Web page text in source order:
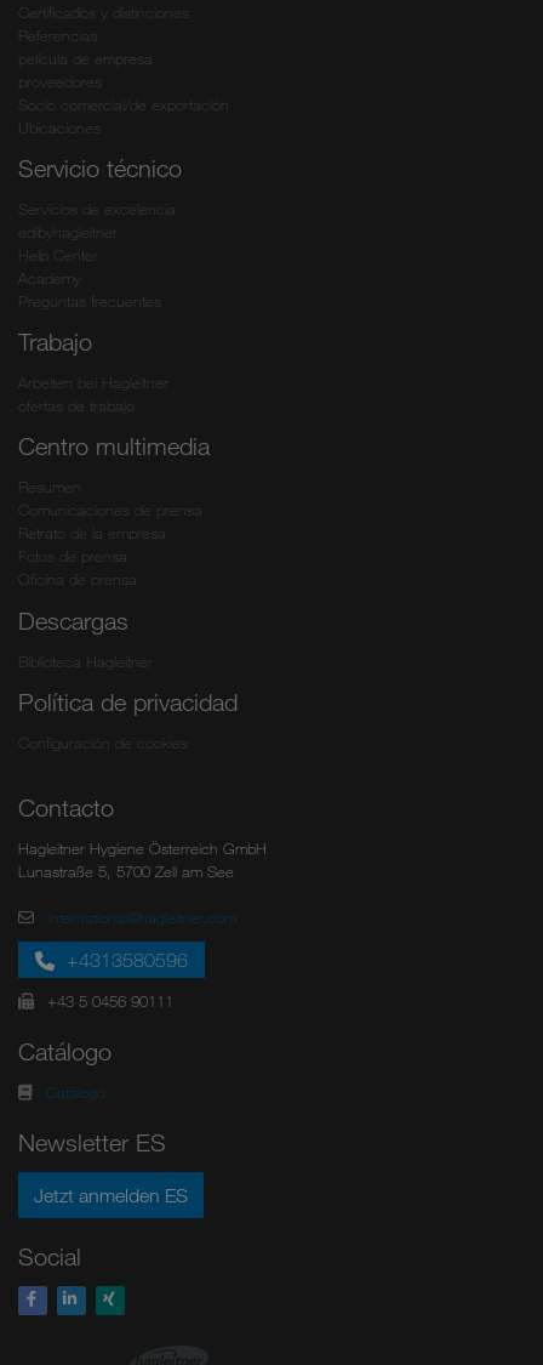
Certificados y distinciones
Referencias
película de empresa
proveedores
Socio comercial/de exportación
Ubicaciones
Servicio técnico
Servicios de excelencia
edibyhagleitner
Help Center
Academy
Preguntas frecuentes
Trabajo
Arbeiten bei Hagleitner
ofertas de trabajo
Centro multimedia
Resumen
Comunicaciones de prensa
Retrato de la empresa
Fotos de prensa
Oficina de prensa
Descargas
Biblioteca Hagleitner
Política de privacidad
Configuración de cookies
Contacto
Hagleitner Hygiene Österreich GmbH
Lunastraße 5, 5700 Zell am See
international@hagleitner.com
+4313580596
+43 5 0456 90111
Catálogo
Catálogo
Newsletter ES
Jetzt anmelden ES
Social